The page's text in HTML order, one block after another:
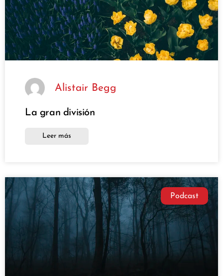
Alistair Begg
La gran división
Leer más
Podcast